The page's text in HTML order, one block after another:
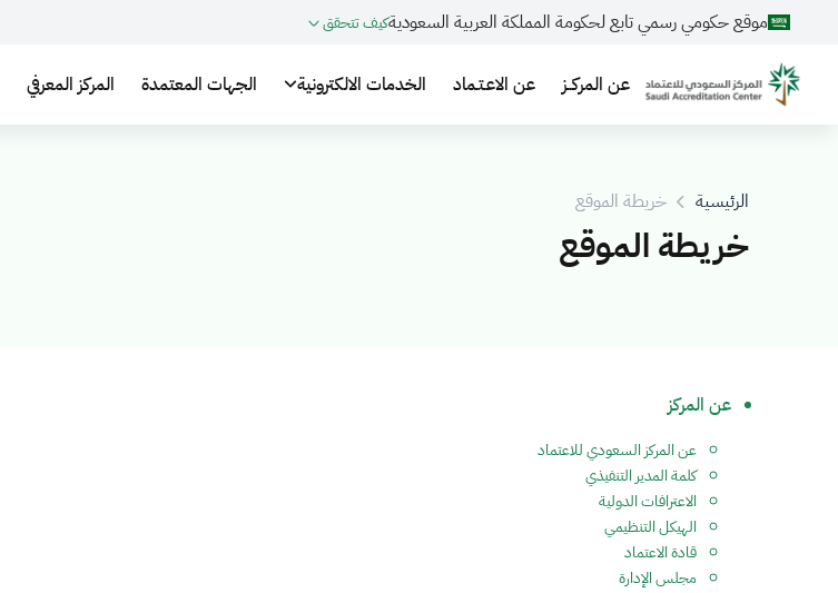
موقع حكومي رسمي تابع لحكومة المملكة العربية السعوديةكيف تتحقق
عن المركــز عن الاعـتـماد الخدمات الالكترونية الجهات المعتمدة المركز المعرفي
الرئيسية خريطة الموقع
خريطة الموقع
عن المركز
عن المركز السعودي للاعتماد
كلمة المدير التنفيذي
الاعترافات الدولية
الهيكل التنظيمي
قادة الاعتماد
مجلس الإدارة